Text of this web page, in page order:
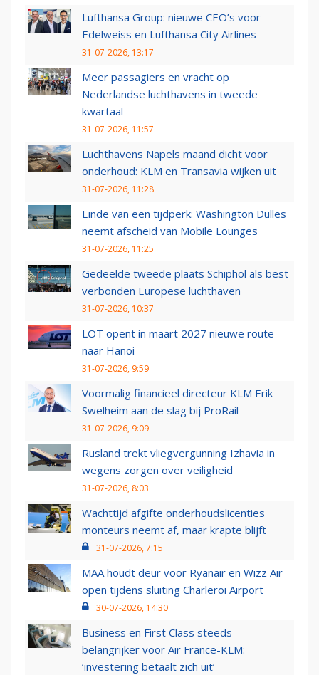
Lufthansa Group: nieuwe CEO’s voor
Edelweiss en Lufthansa City Airlines
31-07-2026, 13:17
Meer passagiers en vracht op
Nederlandse luchthavens in tweede
kwartaal
31-07-2026, 11:57
Luchthavens Napels maand dicht voor
onderhoud: KLM en Transavia wijken uit
31-07-2026, 11:28
Einde van een tijdperk: Washington Dulles
neemt afscheid van Mobile Lounges
31-07-2026, 11:25
Gedeelde tweede plaats Schiphol als best
verbonden Europese luchthaven
31-07-2026, 10:37
LOT opent in maart 2027 nieuwe route
naar Hanoi
31-07-2026, 9:59
Voormalig financieel directeur KLM Erik
Swelheim aan de slag bij ProRail
31-07-2026, 9:09
Rusland trekt vliegvergunning Izhavia in
wegens zorgen over veiligheid
31-07-2026, 8:03
Wachttijd afgifte onderhoudslicenties
monteurs neemt af, maar krapte blijft
31-07-2026, 7:15
MAA houdt deur voor Ryanair en Wizz Air
open tijdens sluiting Charleroi Airport
30-07-2026, 14:30
Business en First Class steeds
belangrijker voor Air France-KLM:
‘investering betaalt zich uit’